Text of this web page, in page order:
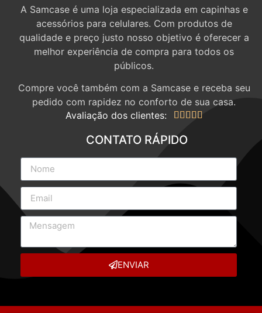
A Samcase é uma loja especializada em capinhas e
acessórios para celulares. Com produtos de
qualidade e preço justo nosso objetivo é oferecer a
melhor experiência de compra para todos os
públicos.
Compre você também com a Samcase e receba seu
pedido com rapidez no conforto de sua casa.
Avaliação dos clientes:
    
CONTATO RÁPIDO
ENVIAR